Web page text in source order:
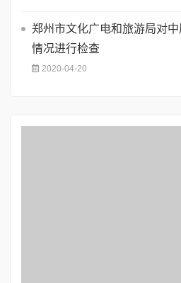
郑州市文化广电和旅游局对
情况进行检查
2020-04-20